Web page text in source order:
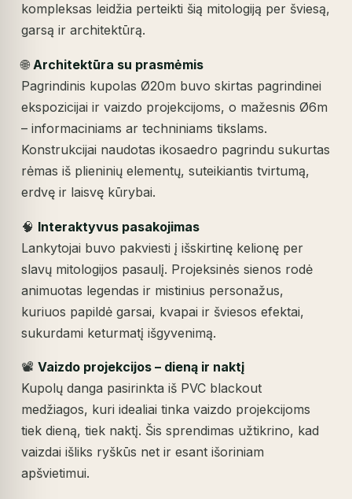
kompleksas leidžia perteikti šią mitologiją per šviesą,
garsą ir architektūrą.
🌐 Architektūra su prasmėmis
Pagrindinis kupolas Ø20m buvo skirtas pagrindinei
ekspozicijai ir vaizdo projekcijoms, o mažesnis Ø6m
– informaciniams ar techniniams tikslams.
Konstrukcijai naudotas ikosaedro pagrindu sukurtas
rėmas iš plieninių elementų, suteikiantis tvirtumą,
erdvę ir laisvę kūrybai.
🧠 Interaktyvus pasakojimas
Lankytojai buvo pakviesti į išskirtinę kelionę per
slavų mitologijos pasaulį. Projeksinės sienos rodė
animuotas legendas ir mistinius personažus,
kuriuos papildė garsai, kvapai ir šviesos efektai,
sukurdami keturmatį išgyvenimą.
📽️Vaizdo projekcijos – dieną ir naktį
Kupolų danga pasirinkta iš PVC blackout
medžiagos, kuri idealiai tinka vaizdo projekcijoms
tiek dieną, tiek naktį. Šis sprendimas užtikrino, kad
vaizdai išliks ryškūs net ir esant išoriniam
apšvietimui.